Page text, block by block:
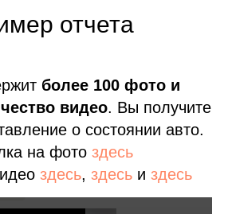
отчета
более 100 фото и
видео. Вы получите
о состоянии авто.
на фото здесь
здесь, здесьи здесь